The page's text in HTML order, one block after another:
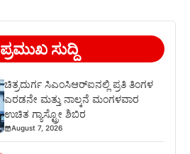
ಪ್ರಮುಖ ಸುದ್ದಿ
ಚಿತ್ರದುರ್ಗ ಸಿಎಂಸಿಆರ್‍ಐನಲ್ಲಿ ಪ್ರತಿ ತಿಂಗಳ
ಎರಡನೇ ಮತ್ತು ನಾಲ್ಕನೆ ಮಂಗಳವಾರ
ಉಚಿತ ಗ್ಯಾಸ್ಟ್ರೋ ಶಿಬಿರ
August 7, 2026